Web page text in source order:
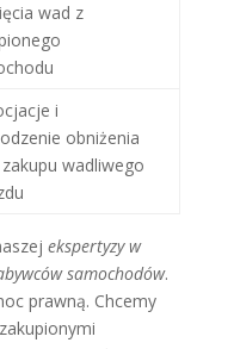
wad z
i
obniżenia
wadliwego
ekspertyzy w
samochodów.
prawną. Chcemy